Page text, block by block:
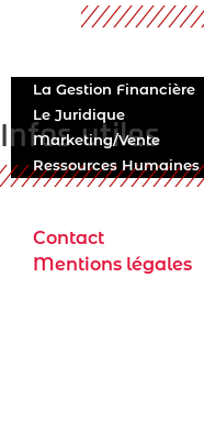
La Gestion Financière
Le Juridique
Marketing/Vente
Ressources Humaines
Infos utiles
Contact
Mentions légales